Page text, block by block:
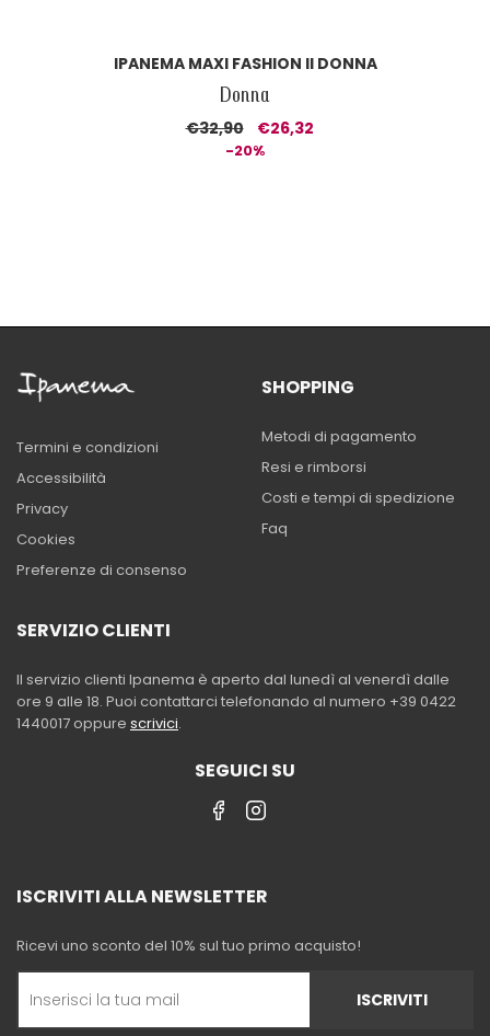
IPANEMA MAXI FASHION II DONNA
Donna
€32,90 €26,32
-20%
Termini e condizioni
Accessibilità
Privacy
Cookies
Preferenze di consenso
SHOPPING
Metodi di pagamento
Resi e rimborsi
Costi e tempi di spedizione
Faq
SERVIZIO CLIENTI
Il servizio clienti Ipanema è aperto dal lunedì al venerdì dalle
ore 9 alle 18. Puoi contattarci telefonando al numero +39 0422
1440017 oppure scrivici.
SEGUICI SU
ISCRIVITI ALLA NEWSLETTER
Ricevi uno sconto del 10% sul tuo primo acquisto!
ISCRIVITI